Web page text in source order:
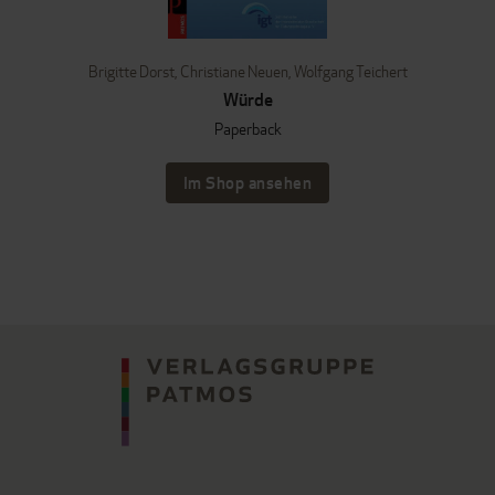
Brigitte Dorst, Christiane Neuen, Wolfgang Teichert
Würde
Paperback
Im Shop ansehen